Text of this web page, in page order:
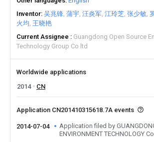
Inventor 吴兆锋 蒲宇 汪炎军 江玲芝 张少敏
火均 王晓艳
Current Assignee
Guangdong Open Source
Technology Group Co ltd
Worldwide applications
2014
CN
Application CN201410315618.7A events
2014-07-04
Application filed by
ENVIRONMENT TECHNOLOGY